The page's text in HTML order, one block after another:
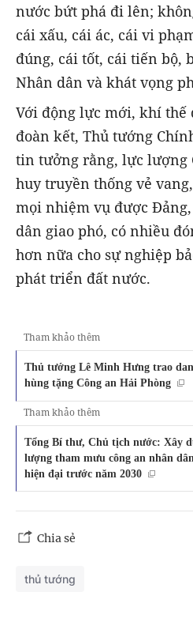
nước bứt phá đi lên;
cái xấu, cái ác, cái vi
đúng, cái tốt, cái tiến bộ,
Nhân dân và khát vọng
Với động lực mới, khí thế
đoàn kết, Thủ tướng
tin tưởng rằng, lực lượng
huy truyền thống vẻ
mọi nhiệm vụ được
dân giao phó, có nhiều
hơn nữa cho sự nghiệp
phát triển đất nước.
Tham khảo thêm
Thủ tướng Lê Minh Hưng trao
hùng tặng Công an Hải Phòng
Tham khảo thêm
Tổng Bí thư, Chủ tịch nước: Xây
lượng tham mưu công an nhân
hiện đại trước năm 2030
Chia sẻ
thủ tướng